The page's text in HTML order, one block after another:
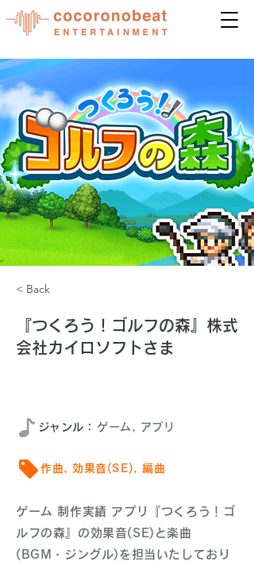
< Back
『つくろう！ゴルフの森』株式
会社カイロソフトさま
​ジャンル： ゲーム, アプリ
作曲, 効果音(SE), 編曲
ゲーム 制作実績 アプリ『つくろう！ゴ
ルフの森』の効果音(SE)と楽曲
(BGM・ジングル)を担当いたしており